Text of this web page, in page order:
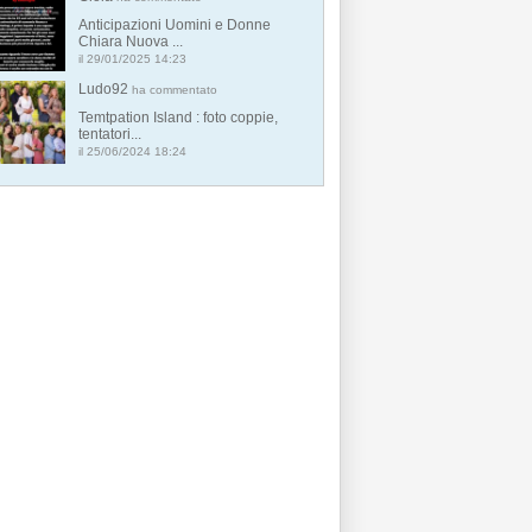
Anticipazioni Uomini e Donne
Chiara Nuova ...
il 29/01/2025 14:23
Ludo92 ha commentato
Temtpation Island : foto coppie,
tentatori...
il 25/06/2024 18:24